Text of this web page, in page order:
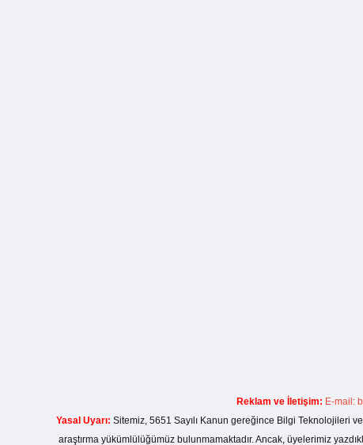
Reklam ve İletişim: E-mail:
Yasal Uyarı: Sitemiz, 5651 Sayılı Kanun gereğince Bilgi Teknolojileri
araştırma yükümlülüğümüz bulunmamaktadır. Ancak, üyelerimiz